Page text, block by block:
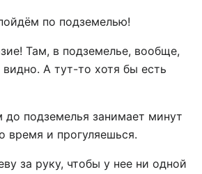
по подземелью!
Там, в подземелье, вообще,
видно. А тут-то хотя бы есть
подземелья занимает минут
время и прогуляешься.
за руку, чтобы у нее ни одной